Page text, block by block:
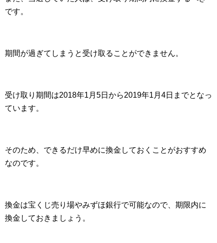
です。
期間が過ぎてしまうと受け取ることができません。
受け取り期間は2018年1月5日から2019年1月4日までとなっ
ています。
そのため、できるだけ早めに換金しておくことがおすすめ
なのです。
換金は宝くじ売り場やみずほ銀行で可能なので、期限内に
換金しておきましょう。